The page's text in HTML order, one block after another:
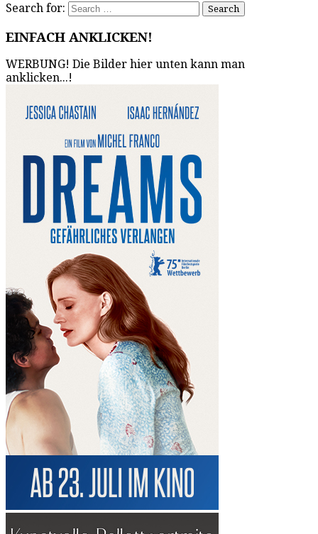
Search for:
EINFACH ANKLICKEN!
WERBUNG! Die Bilder hier unten kann man
anklicken...!